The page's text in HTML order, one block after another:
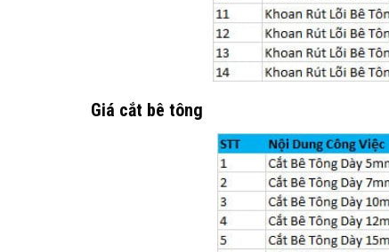
Giá cắt bê tông